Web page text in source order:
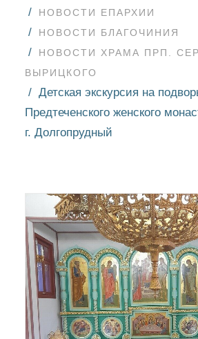
НОВОСТИ ЕПАРХИИ
НОВОСТИ БЛАГОЧИНИЯ
НОВОСТИ ХРАМА ПРП.
ВЫРИЦКОГО
Детская экскурсия на
Предтеченского женского
г. Долгопрудный